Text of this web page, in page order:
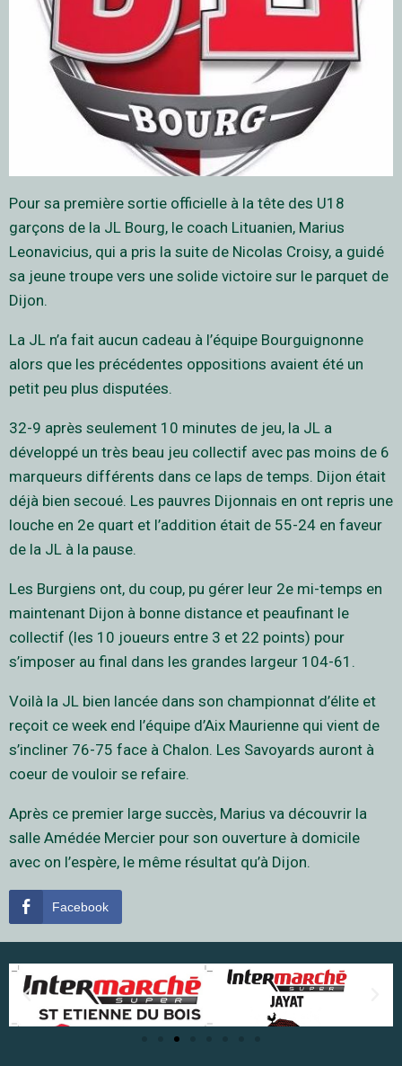
Pour sa première sortie officielle à la tête des U18
garçons de la JL Bourg, le coach Lituanien, Marius
Leonavicius, qui a pris la suite de Nicolas Croisy, a guidé
sa jeune troupe vers une solide victoire sur le parquet de
Dijon.
La JL n’a fait aucun cadeau à l’équipe Bourguignonne
alors que les précédentes oppositions avaient été un
petit peu plus disputées.
32-9 après seulement 10 minutes de jeu, la JL a
développé un très beau jeu collectif avec pas moins de 6
marqueurs différents dans ce laps de temps. Dijon était
déjà bien secoué. Les pauvres Dijonnais en ont repris une
louche en 2e quart et l’addition était de 55-24 en faveur
de la JL à la pause.
Les Burgiens ont, du coup, pu gérer leur 2e mi-temps en
maintenant Dijon à bonne distance et peaufinant le
collectif (les 10 joueurs entre 3 et 22 points) pour
s’imposer au final dans les grandes largeur 104-61.
Voilà la JL bien lancée dans son championnat d’élite et
reçoit ce week end l’équipe d’Aix Maurienne qui vient de
s’incliner 76-75 face à Chalon. Les Savoyards auront à
coeur de vouloir se refaire.
Après ce premier large succès, Marius va découvrir la
salle Amédée Mercier pour son ouverture à domicile
avec on l’espère, le même résultat qu’à Dijon.
Facebook